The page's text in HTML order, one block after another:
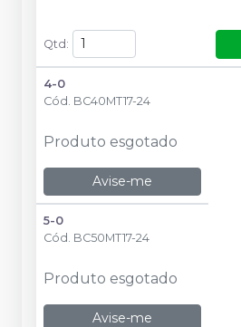
Qtd :
4-0
Cód. BC40MT17-24
Produto esgotado
Avise-me
5-0
Cód. BC50MT17-24
Produto esgotado
Avise-me